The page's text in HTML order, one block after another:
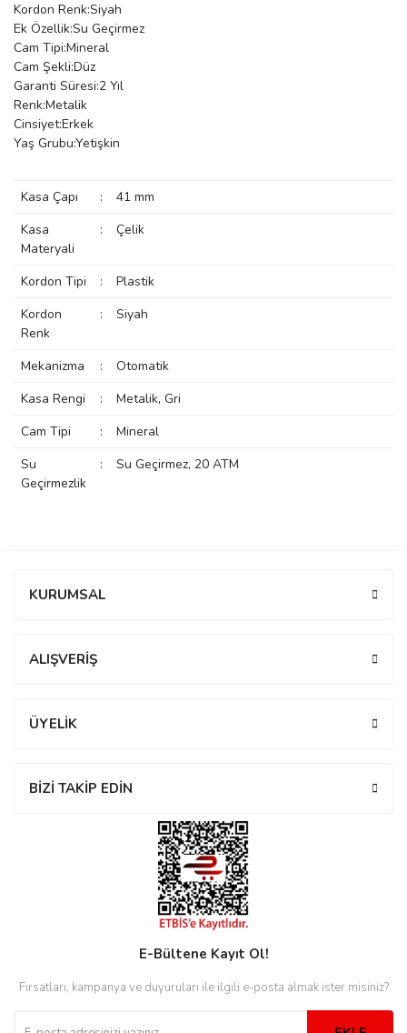
Kordon Renk:Siyah
Ek Özellik:Su Geçirmez
Cam Tipi:Mineral
Cam Şekli:Düz
Garanti Süresi:2 Yıl
Renk:Metalik
Cinsiyet:Erkek
Yaş Grubu:Yetişkin
Kasa Çapı :
41 mm
Kasa
Materyali
: Çelik
Kordon Tipi :
Plastik
Kordon
Renk
: Siyah
Mekanizma :
Otomatik
Kasa Rengi
:
Metalik, Gri
Cam Tipi
:
Mineral
Su
Geçirmezlik
: Su Geçirmez, 20 ATM
KURUMSAL
ALIŞVERİŞ
ÜYELİK
BİZİ TAKİP EDİN
E-Bültene Kayıt Ol!
Fırsatları, kampanya ve duyuruları ile ilgili e-posta almak ister misiniz?